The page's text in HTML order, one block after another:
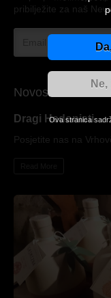
pribilježite za naš
Novosti
Dragi Hedonisti
Posjetite nas na
Ova stranica